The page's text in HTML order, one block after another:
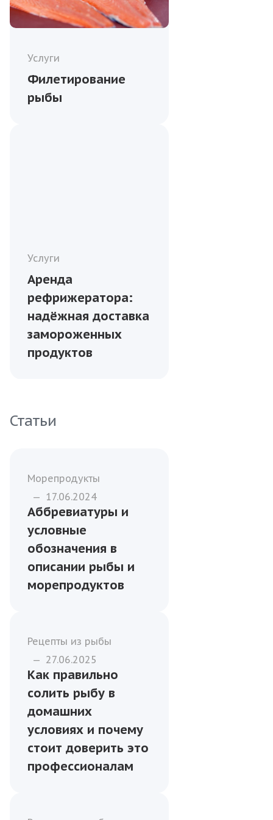
Услуги
Филетирование
рыбы
Услуги
Аренда
рефрижератора:
надёжная доставка
замороженных
продуктов
Статьи
Морепродукты
17.06.2024
обозначения в
описании рыбы и
морепродуктов
Рецепты из рыбы
27.06.2025
Как правильно